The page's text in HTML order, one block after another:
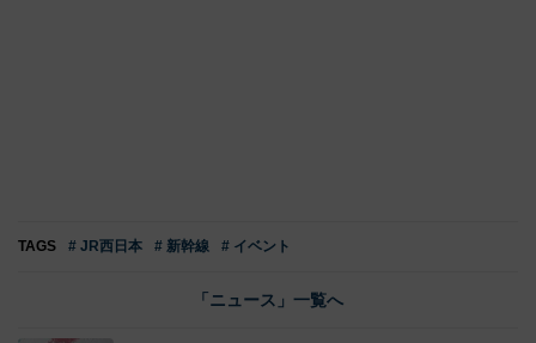
TAGS # JR西日本 # 新幹線 # イベント
「ニュース」一覧へ